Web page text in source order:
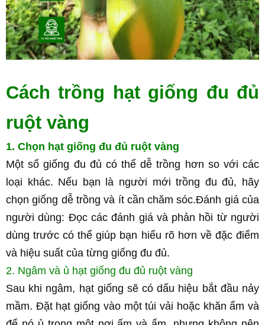
Cách trồng hạt giống đu đủ
ruột vàng
1. Chọn hạt giống đu đủ ruột vàng
Một số giống đu đủ có thể dễ trồng hơn so với các
loại khác. Nếu bạn là người mới trồng đu đủ, hãy
chọn giống dễ trồng và ít cần chăm sóc.Đánh giá của
người dùng: Đọc các đánh giá và phản hồi từ người
dùng trước có thể giúp bạn hiểu rõ hơn về đặc điểm
và hiệu suất của từng giống đu đủ.
2. Ngâm và ủ hạt giống đu đủ ruột vàng
Sau khi ngâm, hạt giống sẽ có dấu hiệu bắt đầu nảy
mầm. Đặt hạt giống vào một túi vải hoặc khăn ẩm và